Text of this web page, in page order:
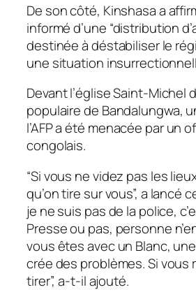
De son côté, Kinshasa a
informé d’une “distribution
destinée à déstabiliser le
une situation
Devant l’église Saint-Michel
populaire de Bandalungwa,
l’AFP a été menacée par un
congolais.
“Si vous ne videz pas les
qu’on tire sur vous”, a lancé
je ne suis pas de la police,
Presse ou pas, personne
vous êtes avec un Blanc,
crée des problèmes. Si vous
tirer”, a-t-il ajouté.